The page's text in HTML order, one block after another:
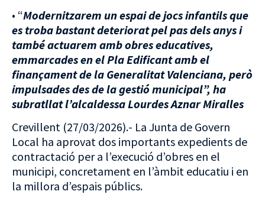
• “Modernitzarem un espai de jocs infantils que
es troba bastant deteriorat pel pas dels anys i
també actuarem amb obres educatives,
emmarcades en el Pla Edificant amb el
finançament de la Generalitat Valenciana, però
impulsades des de la gestió municipal”, ha
subratllat l’alcaldessa Lourdes Aznar Miralles
Crevillent (27/03/2026).- La Junta de Govern
Local ha aprovat dos importants expedients de
contractació per a l’execució d’obres en el
municipi, concretament en l’àmbit educatiu i en
la millora d’espais públics.